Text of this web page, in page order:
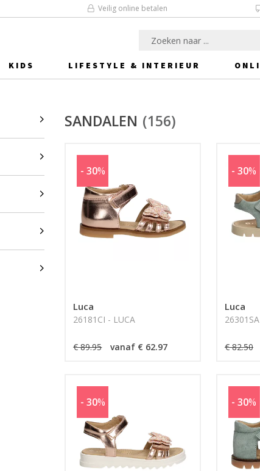
Veilig online betalen
KIDS LIFESTYLE & INTERIEUR
SANDALEN (156)
Luca
26181CI - LUCA
€ 89.95 vanaf € 62.97
- 30%
Luca
€ 82.50
- 30%
- 30% - 30%